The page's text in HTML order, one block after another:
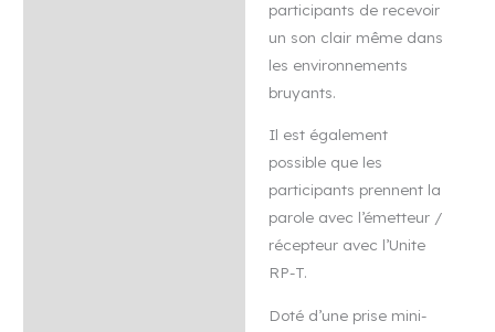
participants de recevoir
un son clair même dans
les environnements
bruyants.
Il est également
possible que les
participants prennent la
parole avec l’émetteur /
récepteur avec l’Unite
RP-T.
Doté d’une prise mini-